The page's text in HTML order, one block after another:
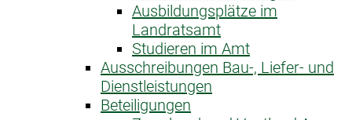
Ausbildungsplätze im
Landratsamt
Studieren im Amt
Ausschreibungen Bau-, Liefer- und
Dienstleistungen
Beteiligungen